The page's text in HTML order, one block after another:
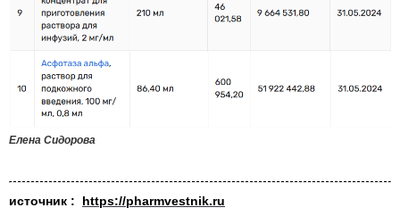
Елена Сидорова
источник : https://pharmvestnik.ru